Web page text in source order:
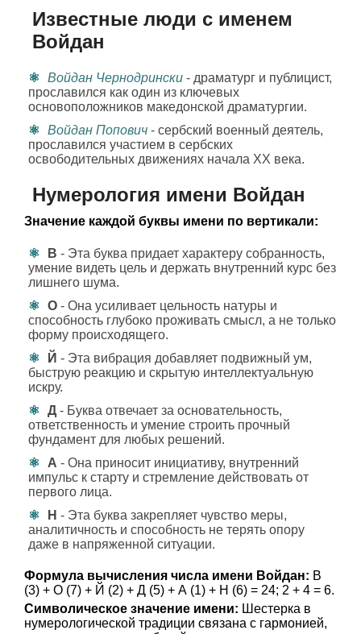
Известные люди с именем
Войдан
Войдан Чернодрински - драматург и публицист,
прославился как один из ключевых
основоположников македонской драматургии.
Войдан Попович - сербский военный деятель,
прославился участием в сербских
освободительных движениях начала XX века.
Нумерология имени Войдан
Значение каждой буквы имени по вертикали:
В - Эта буква придает характеру собранность,
умение видеть цель и держать внутренний курс без
лишнего шума.
О - Она усиливает цельность натуры и
способность глубоко проживать смысл, а не только
форму происходящего.
Й - Эта вибрация добавляет подвижный ум,
быструю реакцию и скрытую интеллектуальную
искру.
Д - Буква отвечает за основательность,
ответственность и умение строить прочный
фундамент для любых решений.
А - Она приносит инициативу, внутренний
импульс к старту и стремление действовать от
первого лица.
Н - Эта буква закрепляет чувство меры,
аналитичность и способность не терять опору
даже в напряженной ситуации.
Формула вычисления числа имени Войдан: В
(3) + О (7) + Й (2) + Д (5) + А (1) + Н (6) = 24; 2 + 4 = 6.
Символическое значение имени: Шестерка в
нумерологической традиции связана с гармонией,